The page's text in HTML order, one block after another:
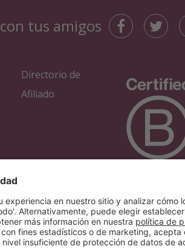
tus amigos
Directorio de
Afiliado